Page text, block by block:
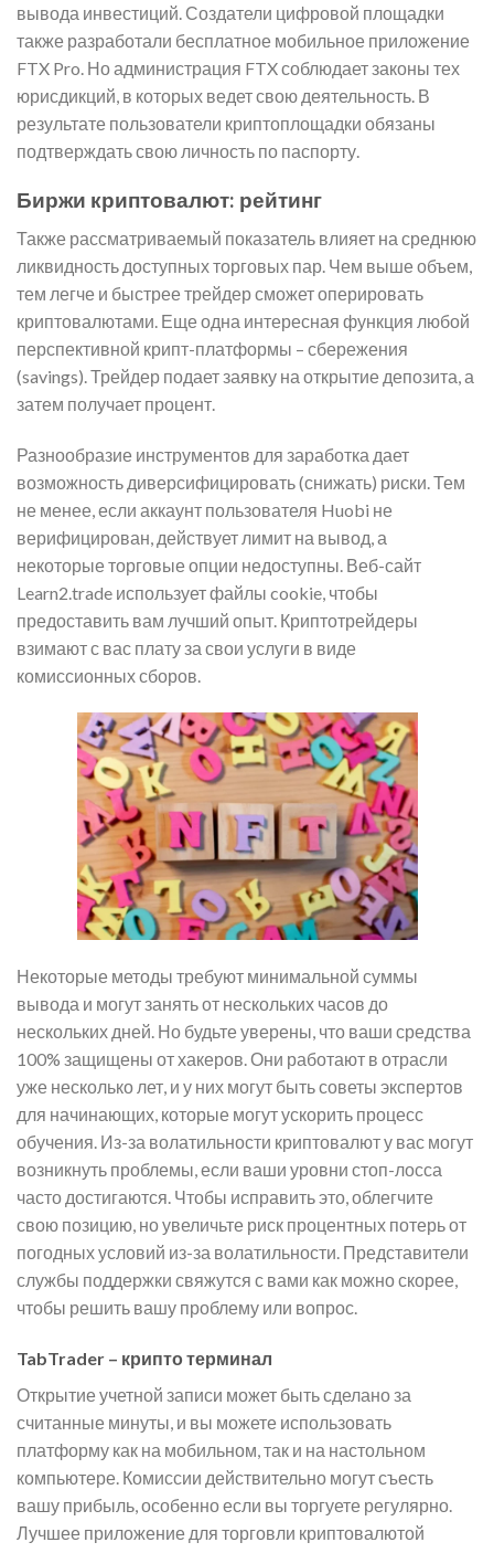
вывода инвестиций. Создатели цифровой площадки
также разработали бесплатное мобильное приложение
FTX Pro. Но администрация FTX соблюдает законы тех
юрисдикций, в которых ведет свою деятельность. В
результате пользователи криптоплощадки обязаны
подтверждать свою личность по паспорту.
Биржи криптовалют: рейтинг
Также рассматриваемый показатель влияет на среднюю
ликвидность доступных торговых пар. Чем выше объем,
тем легче и быстрее трейдер сможет оперировать
криптовалютами. Еще одна интересная функция любой
перспективной крипт-платформы – сбережения
(savings). Трейдер подает заявку на открытие депозита, а
затем получает процент.
Разнообразие инструментов для заработка дает
возможность диверсифицировать (снижать) риски. Тем
не менее, если аккаунт пользователя Huobi не
верифицирован, действует лимит на вывод, а
некоторые торговые опции недоступны. Веб-сайт
Learn2.trade использует файлы cookie, чтобы
предоставить вам лучший опыт. Криптотрейдеры
взимают с вас плату за свои услуги в виде
комиссионных сборов.
Некоторые методы требуют минимальной суммы
вывода и могут занять от нескольких часов до
нескольких дней. Но будьте уверены, что ваши средства
100% защищены от хакеров. Они работают в отрасли
уже несколько лет, и у них могут быть советы экспертов
для начинающих, которые могут ускорить процесс
обучения. Из-за волатильности криптовалют у вас могут
возникнуть проблемы, если ваши уровни стоп-лосса
часто достигаются. Чтобы исправить это, облегчите
свою позицию, но увеличьте риск процентных потерь от
погодных условий из-за волатильности. Представители
службы поддержки свяжутся с вами как можно скорее,
чтобы решить вашу проблему или вопрос.
TabTrader – крипто термина‪л‬
Открытие учетной записи может быть сделано за
считанные минуты, и вы можете использовать
платформу как на мобильном, так и на настольном
компьютере. Комиссии действительно могут съесть
вашу прибыль, особенно если вы торгуете регулярно.
Лучшее приложение для торговли криптовалютой